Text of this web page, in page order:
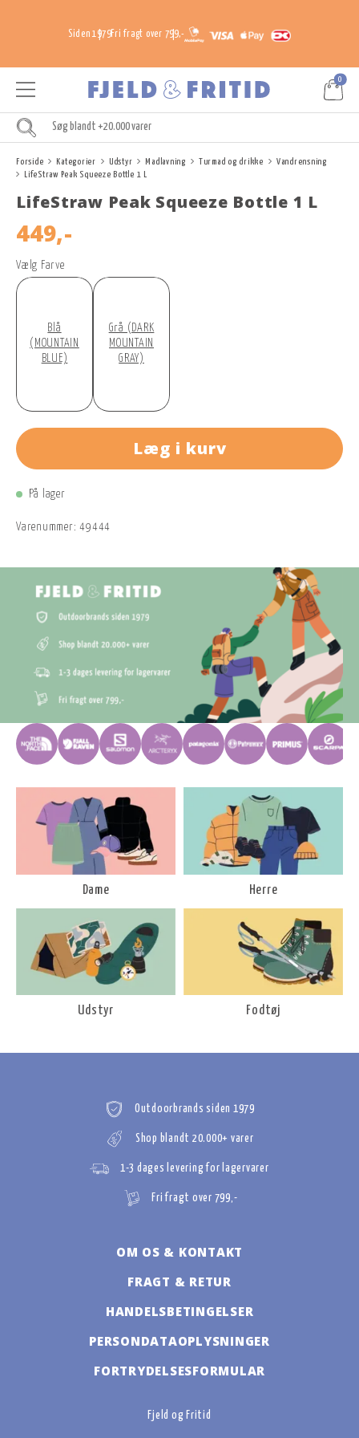
Siden 1979Fri fragt over 799,-
0
Forside Kategorier Udstyr Madlavning Turmad og drikke
Vandrensning
LifeStraw Peak Squeeze Bottle 1 L
LifeStraw Peak Squeeze Bottle 1 L
449,-
Vælg Farve
Blå
(MOUNTAIN
BLUE)
Grå (DARK
MOUNTAIN
GRAY)
Læg i kurv
På lager
Varenummer: 49444
Dame Herre
Udstyr Fodtøj
Outdoorbrands siden 1979
Shop blandt 20.000+ varer
1-3 dages levering for lagervarer
Fri fragt over 799,-
OM OS & KONTAKT
FRAGT & RETUR
HANDELSBETINGELSER
PERSONDATAOPLYSNINGER
FORTRYDELSESFORMULAR
Fjeld og Fritid